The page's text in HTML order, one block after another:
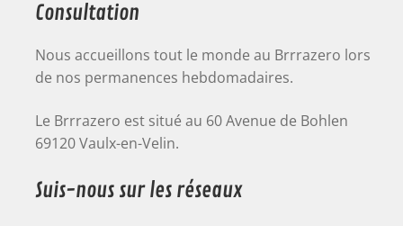
Consultation
Nous accueillons tout le monde au Brrrazero lors
de nos permanences hebdomadaires.
Le Brrrazero est situé au 60 Avenue de Bohlen
69120 Vaulx-en-Velin.
Suis-nous sur les réseaux